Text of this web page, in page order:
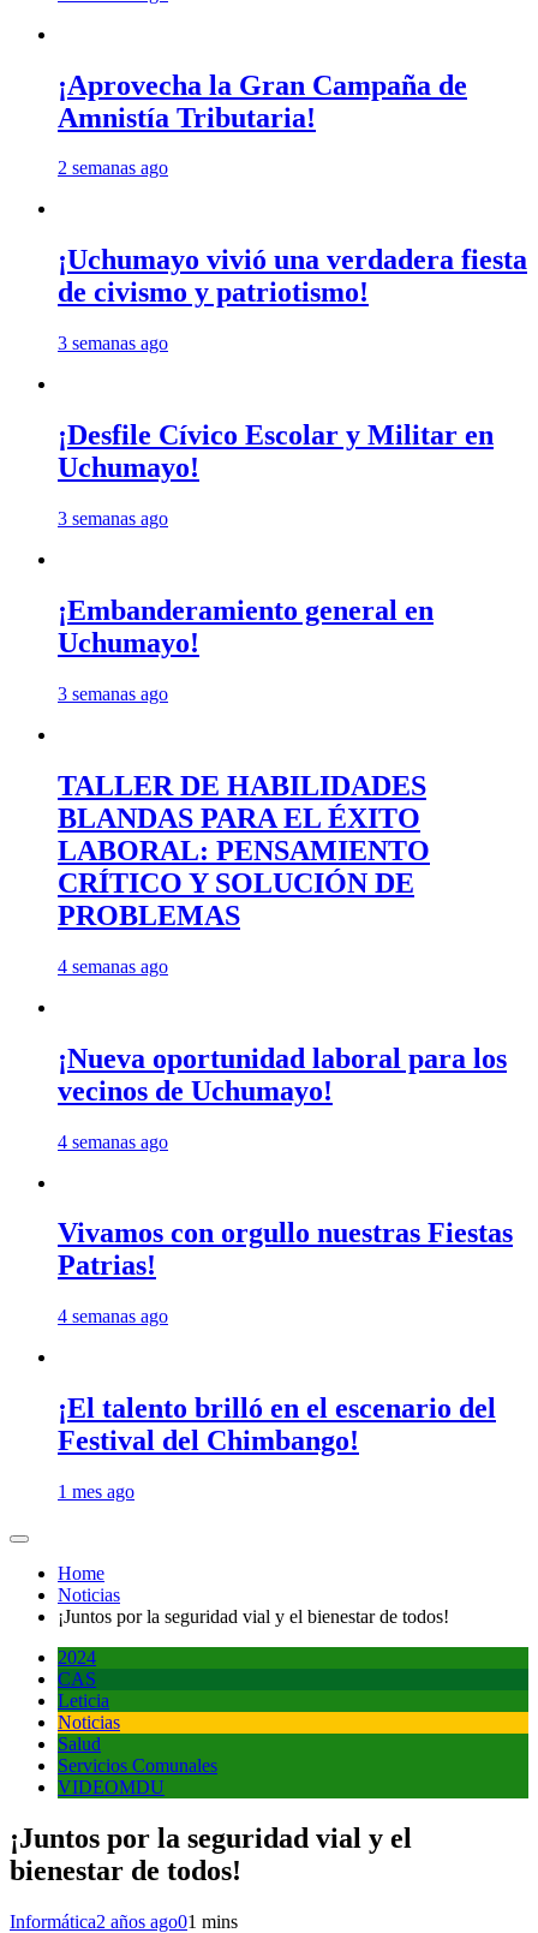
¡Aprovecha la Gran Campaña de
Amnistía Tributaria!
2 semanas ago
¡Uchumayo vivió una verdadera fiesta
de civismo y patriotismo!
3 semanas ago
¡Desfile Cívico Escolar y Militar en
Uchumayo!
3 semanas ago
¡Embanderamiento general en
Uchumayo!
3 semanas ago
TALLER DE HABILIDADES
BLANDAS PARA EL ÉXITO
LABORAL: PENSAMIENTO
CRÍTICO Y SOLUCIÓN DE
PROBLEMAS
4 semanas ago
¡Nueva oportunidad laboral para los
vecinos de Uchumayo!
4 semanas ago
Vivamos con orgullo nuestras Fiestas
Patrias!
4 semanas ago
¡El talento brilló en el escenario del
Festival del Chimbango!
1 mes ago
Home
Noticias
¡Juntos por la seguridad vial y el bienestar de todos!
2024
CAS
Leticia
Noticias
Salud
Servicios Comunales
VIDEOMDU
¡Juntos por la seguridad vial y el
bienestar de todos!
Informática2 años ago01 mins